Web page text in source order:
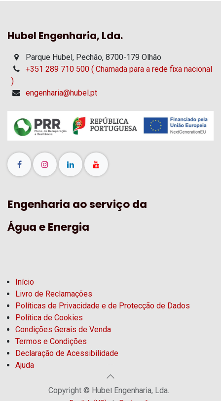
Hubel Engenharia, Lda.
Parque Hubel, Pechão, 8700-179 Olhão
+351 289 710 500 ( Chamada para a rede fixa nacional
)
engenharia@hubel.pt
Engenharia ao serviço da
Água e Energia
Início
Livro de Reclamações
Políticas de Privacidade e de Protecção de Dados
Política de Cookies
Condições Gerais de Venda
Termos e Condições
Declaração de Acessibilidade
Ajuda
Copyright © Hubel Engenharia, Lda.